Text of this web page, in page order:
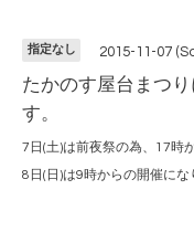
指定なし 2015-11-07
たかのす屋台まつ
す。
7日(土)は前夜祭の為、17時
8日(日)は9時からの開催にな